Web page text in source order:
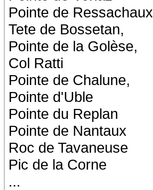
Pointe de Ressachaux
Tete de Bossetan,
Pointe de la Golèse,
Col Ratti
Pointe de Chalune,
Pointe d'Uble
Pointe du Replan
Pointe de Nantaux
Roc de Tavaneuse
Pic de la Corne
...